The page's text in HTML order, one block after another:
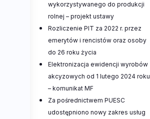
wykorzystywanego do produkcji
rolnej – projekt ustawy
Rozliczenie PIT za 2022 r. przez
emerytów i rencistów oraz osoby
do 26 roku życia
Elektronizacja ewidencji wyrobów
akcyzowych od 1 lutego 2024 roku
– komunikat MF
Za pośrednictwem PUESC
udostępniono nowy zakres usług